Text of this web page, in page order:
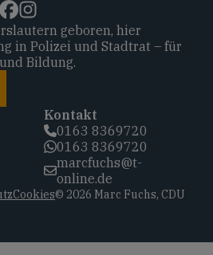
geboren, hier
in Polizei und Stadtrat – für
Bildung.
Kontakt
0163 8369720‬
0163 8369720‬
marcfuchs@t-
online.de
Cookies© 2026 Marc Fuchs, CDU